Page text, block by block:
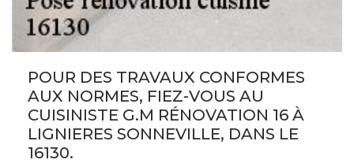
POUR DES TRAVAUX CONFORMES
AUX NORMES, FIEZ-VOUS AU
CUISINISTE G.M RÉNOVATION 16 À
LIGNIERES SONNEVILLE, DANS LE
16130.